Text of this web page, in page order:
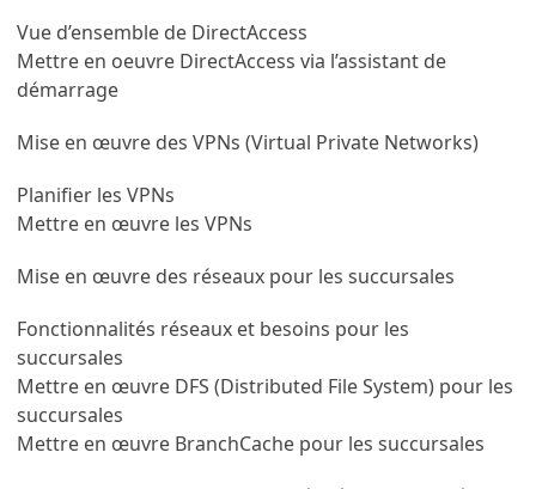
Vue d’ensemble de DirectAccess
Mettre en oeuvre DirectAccess via l’assistant de
démarrage
Mise en œuvre des VPNs (Virtual Private Networks)
Planifier les VPNs
Mettre en œuvre les VPNs
Mise en œuvre des réseaux pour les succursales
Fonctionnalités réseaux et besoins pour les
succursales
Mettre en œuvre DFS (Distributed File System) pour les
succursales
Mettre en œuvre BranchCache pour les succursales